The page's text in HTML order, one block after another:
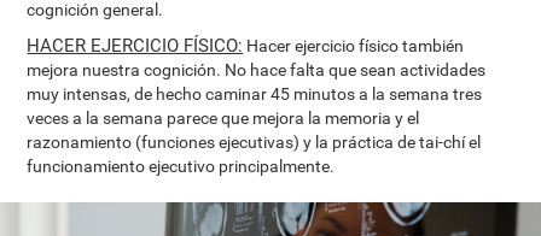
cognición general.
HACER EJERCICIO FÍSICO: Hacer ejercicio físico también
mejora nuestra cognición. No hace falta que sean actividades
muy intensas, de hecho caminar 45 minutos a la semana tres
veces a la semana parece que mejora la memoria y el
razonamiento (funciones ejecutivas) y la práctica de tai-chí el
funcionamiento ejecutivo principalmente.